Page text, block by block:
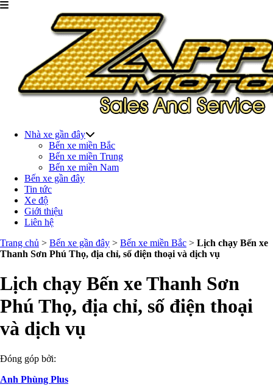
Nhà xe gần đây
Bến xe miền Bắc
Bến xe miền Trung
Bến xe miền Nam
Bến xe gần đây
Tin tức
Xe độ
Giới thiệu
Liên hệ
Trang chủ > Bến xe gần đây > Bến xe miền Bắc > Lịch chạy Bến xe
Thanh Sơn Phú Thọ, địa chỉ, số điện thoại và dịch vụ
Lịch chạy Bến xe Thanh Sơn
Phú Thọ, địa chỉ, số điện thoại
và dịch vụ
Đóng góp bởi:
Anh Phùng Plus